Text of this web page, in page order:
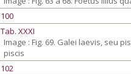
100
Tab. XXXI
Image : Fig. 69. Galei laevis, seu
piscis
102